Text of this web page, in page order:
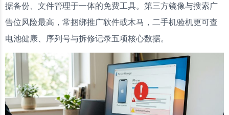
据备份、文件管理于一体的免费工具。第三方镜像与搜索广
告位风险最高，常捆绑推广软件或木马，二手机验机更可查
电池健康、序列号与拆修记录五项核心数据。